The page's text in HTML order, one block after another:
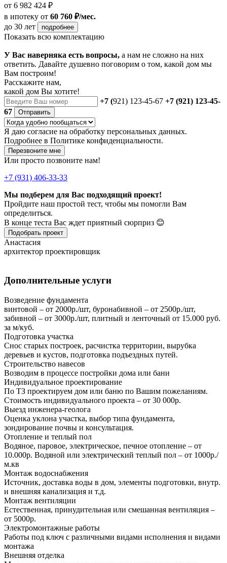
от 6 982 424 ₽
в ипотеку от 60 760 ₽/мес.
до 30 лет
подробнее
Показать всю комплектацию
У Вас наверняка есть вопросы, а нам не сложно на них
ответить. Давайте душевно поговорим о том, какой дом мы
Вам построим!
Расскажите нам,
какой дом Вы хотите!
+7 (921) 123-45-67 +7 (921) 123-45-
67
Отправить
Я даю согласие на обработку персональных данных.
Подробнее в Политике конфиденциальности.
Перезвоните мне
Или просто позвоните нам!
+7 (931) 406-33-33
Мы подберем для Вас подходящий проект!
Пройдите наш простой тест, чтобы мы помогли Вам
определиться.
В конце теста Вас ждет приятный сюрприз 😊
Подобрать проект
Анастасия
архитектор проектировщик
Дополнительные услуги
Возведение фундамента
винтовой – от 2000р./шт, буронабивной – от 2500р./шт,
забивной – от 3000р./шт, плитный и ленточный от 15.000 руб.
за м/куб.
Подготовка участка
Снос старых построек, расчистка территории, вырубка
деревьев и кустов, подготовка подъездных путей.
Строительство навесов
Возводим в процессе постройки дома или бани
Индивидуальное проектирование
По ТЗ проектируем дом или баню по Вашим пожеланиям.
Стоимость индивидуального проекта – от 30 000р.
Выезд инженера-геолога
Оценка уклона участка, выбор типа фундамента,
зондирование почвы и консультация.
Отопление и теплый пол
Водяное, паровое, электрическое, печное отопление – от
10.000р. Водяной или электрический теплый пол – от 1000р./
м.кв
Монтаж водоснабжения
Источник, доставка воды в дом, элементы подготовки, внутр.
и внешняя канализация и т.д.
Монтаж вентиляции
Естественная, принудительная или смешанная вентиляция –
от 5000р.
Электромонтажные работы
Работы под ключ с различными видами исполнения и видами
монтажа
Внешняя отделка